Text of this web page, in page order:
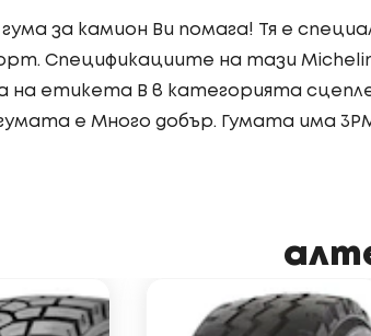
за камион Ви помага! Тя е
Спецификациите на тази
етикета B в категорията
е Много добър. Гумата има